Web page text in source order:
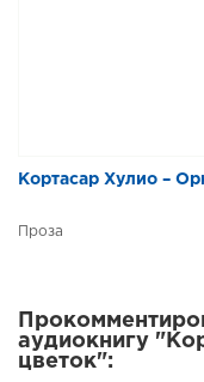
Кортасар Хулио –
Проза
аудиокнигу
цветок":